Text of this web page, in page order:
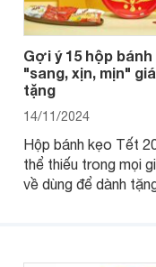
Gợi ý 15 hộp
"sang, xịn, mịn"
tặng
14/11/2024
Hộp bánh kẹo Tết
thể thiếu trong mọi
về dùng để dành
2025 mới vừa sang,